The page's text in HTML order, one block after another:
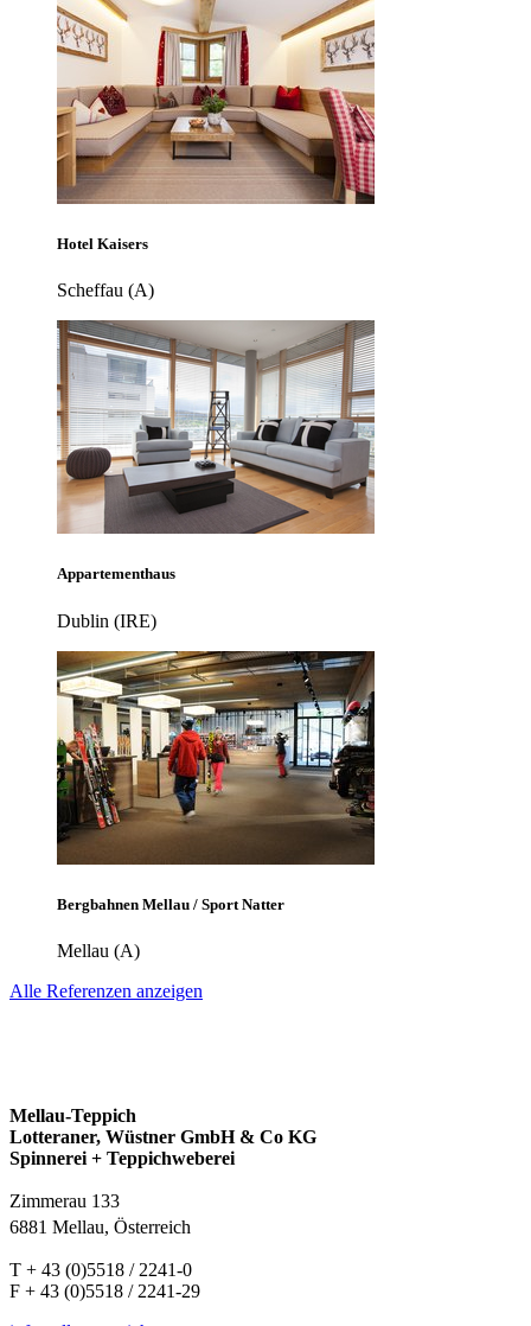
Hotel Kaisers
Scheffau (A)
Appartementhaus
Dublin (IRE)
Bergbahnen Mellau / Sport Natter
Mellau (A)
Alle Referenzen anzeigen
Mellau-Teppich
Lotteraner, Wüstner GmbH & Co KG
Spinnerei + Teppichweberei
Zimmerau 133
6881 Mellau, Österreich
T + 43 (0)5518 / 2241-0
F + 43 (0)5518 / 2241-29